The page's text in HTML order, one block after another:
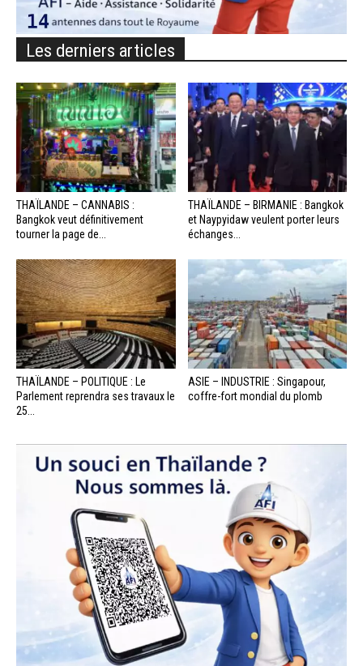
Les derniers articles
THAÏLANDE – CANNABIS :
Bangkok veut définitivement
tourner la page de...
THAÏLANDE – BIRMANIE : Bangkok
et Naypyidaw veulent porter leurs
échanges...
THAÏLANDE – POLITIQUE : Le
Parlement reprendra ses travaux le
25...
ASIE – INDUSTRIE : Singapour,
coffre-fort mondial du plomb